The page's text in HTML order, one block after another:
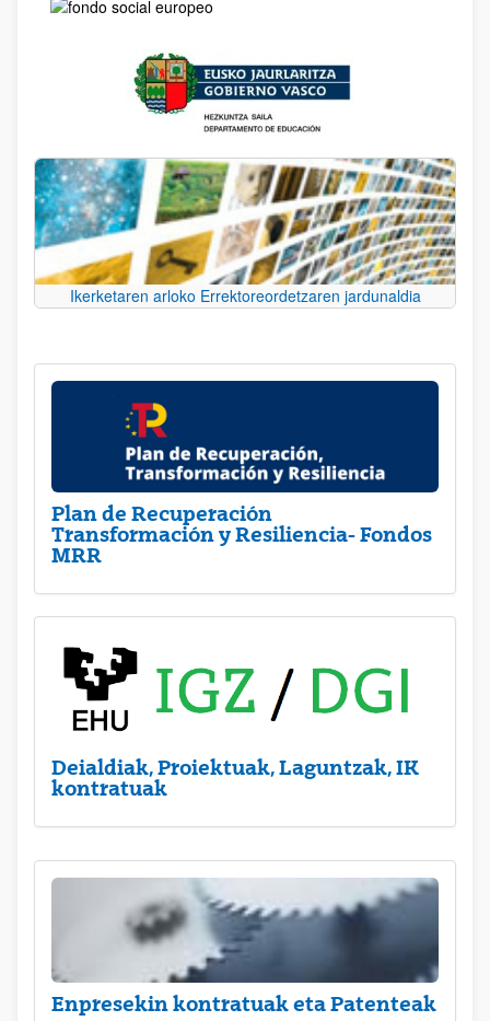
Ikerketaren arloko Errektoreordetzaren jardunaldia
Plan de Recuperación
Transformación y Resiliencia- Fondos
MRR
Deialdiak, Proiektuak, Laguntzak, IK
kontratuak
Enpresekin kontratuak eta Patenteak